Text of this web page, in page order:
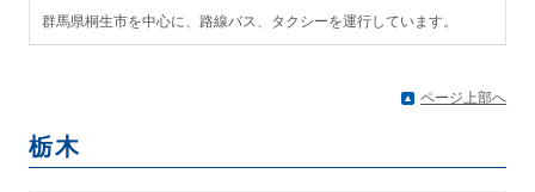
群馬県桐生市を中心に、路線バス、タクシーを運行しています。
ページ上部へ
栃木